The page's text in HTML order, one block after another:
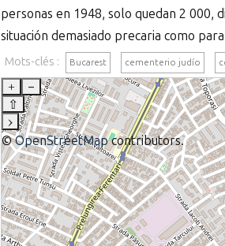
personas en 1948, solo quedan 2 000,
situación demasiado precaria como
Mots-clés : Bucarest cementerio judío
+
–
⇧
›
©OpenStreetMapcontributors.